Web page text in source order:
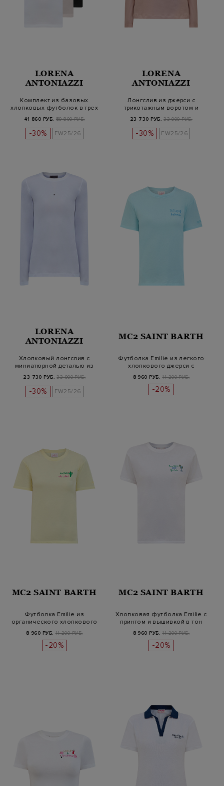
LORENA
ANTONIAZZI
Комплект из базовых
хлопковых футболок в трех
41 860 РУБ. 59 800 РУБ.
-30% FW25/26
LORENA
ANTONIAZZI
Лонгслив из джерси с
трикотажным воротом и
23 730 РУБ. 33 900 РУБ.
-30% FW25/26
LORENA
ANTONIAZZI
Хлопковый лонгслив с
миниатюрной деталью из
23 730 РУБ. 33 900 РУБ.
-30% FW25/26
MC2 SAINT BARTH
Футболка Emilie из легкого
хлопкового джерси с
8 960 РУБ. 11 200 РУБ.
-20%
MC2 SAINT BARTH
Футболка Emilie из
органического хлопкового
джерси с в…
8 960 РУБ. 11 200 РУБ.
-20%
MC2 SAINT BARTH
Хлопковая футболка Emilie с
принтом и вышивкой в тон
8 960 РУБ. 11 200 РУБ.
-20%